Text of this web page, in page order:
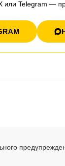
или Telegram —